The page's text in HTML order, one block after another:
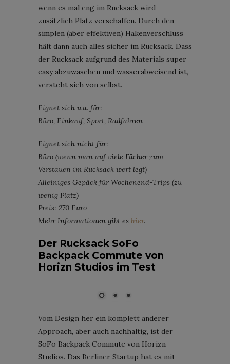
wenn es mal eng im Rucksack wird
zusätzlich Platz verschaffen. Durch den
simplen (aber effektiven) Hakenverschluss
hält dann auch alles sicher im Rucksack. Dass
der Rucksack aufgrund des Materials super
easy abzuwaschen und wasserabweisend ist,
versteht sich von selbst.
Eignet sich u.a. für:
Büro, Einkauf, Sport, Radfahren
Eignet sich nicht für:
Büro (wenn man auf viele Fächer zum
Verstauen im Rucksack wert legt)
Alleiniges Gepäck für Wochenend-Trips (zu
wenig Platz)
Preis: 270 Euro
Mehr Informationen gibt es hier.
Der Rucksack SoFo
Backpack Commute von
Horizn Studios im Test
Vom Design her ein komplett anderer
Approach, aber auch nachhaltig, ist der
SoFo Backpack Commute von Horizn
Studios. Das Berliner Startup hat es mit